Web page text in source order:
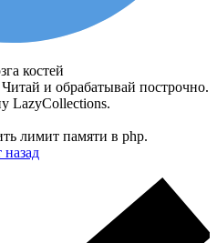
костей
и обрабатывай построчно.
LazyCollections.
лимит памяти в php.
назад